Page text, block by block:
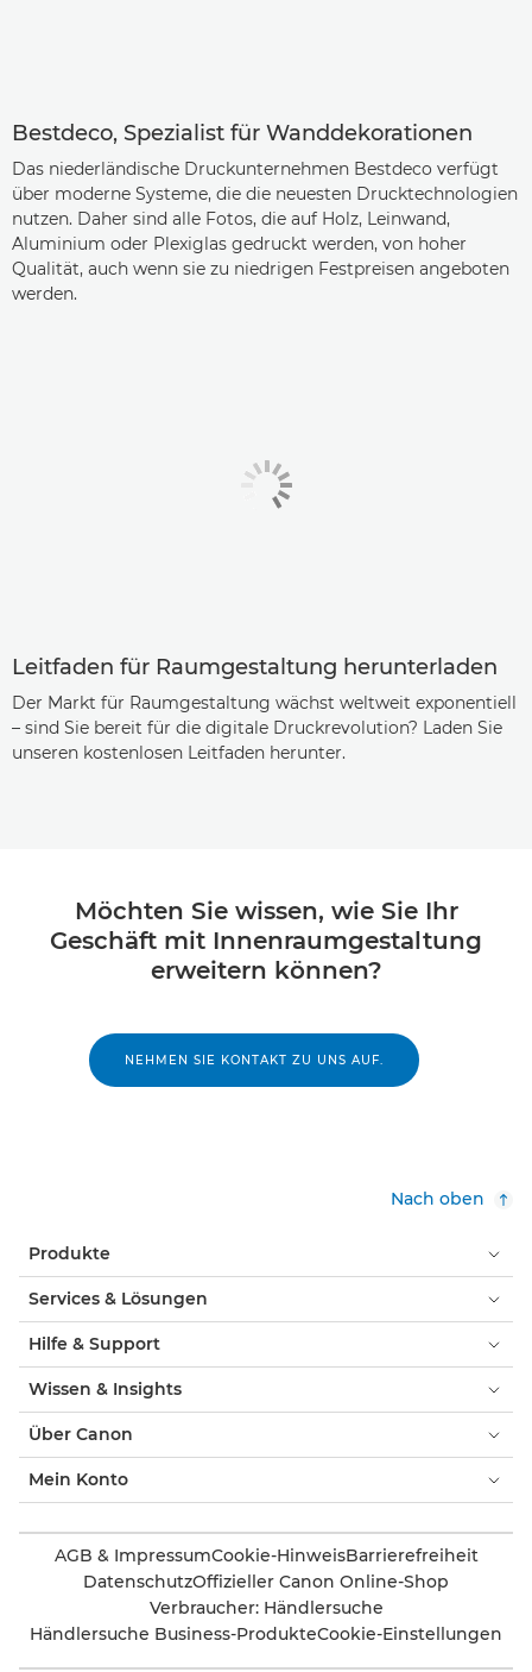
Bestdeco, Spezialist für Wanddekorationen
Das niederländische Druckunternehmen Bestdeco verfügt
über moderne Systeme, die die neuesten Drucktechnologien
nutzen. Daher sind alle Fotos, die auf Holz, Leinwand,
Aluminium oder Plexiglas gedruckt werden, von hoher
Qualität, auch wenn sie zu niedrigen Festpreisen angeboten
werden.
Leitfaden für Raumgestaltung herunterladen
Der Markt für Raumgestaltung wächst weltweit exponentiell
– sind Sie bereit für die digitale Druckrevolution? Laden Sie
unseren kostenlosen Leitfaden herunter.
Möchten Sie wissen, wie Sie Ihr
Geschäft mit Innenraumgestaltung
erweitern können?
NEHMEN SIE KONTAKT ZU UNS AUF.
Nach oben
Produkte
Services & Lösungen
Hilfe & Support
Wissen & Insights
Über Canon
Mein Konto
AGB & ImpressumCookie-HinweisBarrierefreiheit
DatenschutzOffizieller Canon Online-Shop
Verbraucher: Händlersuche
Händlersuche Business-ProdukteCookie-Einstellungen